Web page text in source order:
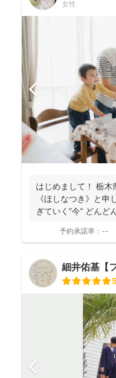
女性
はじめまして！ 栃木
《ほしなつき》と
ぎていく”今” どんど
予約承諾率： --
細井佑基【